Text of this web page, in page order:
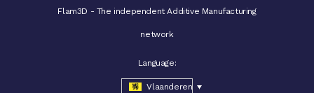
Flam3D - The independent Additive Manufacturing
network
Language:
Vlaanderen